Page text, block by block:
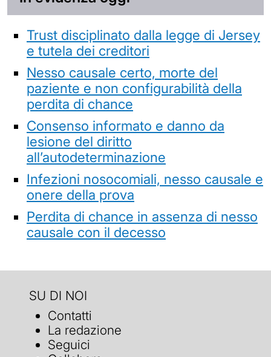
Trust disciplinato dalla legge di Jersey
e tutela dei creditori
Nesso causale certo, morte del
paziente e non configurabilità della
perdita di chance
Consenso informato e danno da
lesione del diritto
all’autodeterminazione
Infezioni nosocomiali, nesso causale e
onere della prova
Perdita di chance in assenza di nesso
causale con il decesso
SU DI NOI
Contatti
La redazione
Seguici